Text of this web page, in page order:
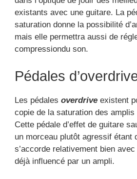
existants avec une guitare. La
saturation donne la possibilité
mais elle permettra aussi de
compressiondu son.
Pédales
Les pédales overdrive existent
copie de la saturation des amplis
Cette pédale d’effet de guitare
un morceau plutôt agressif étant
s’accorde relativement bien
déjà influencé par un ampli.